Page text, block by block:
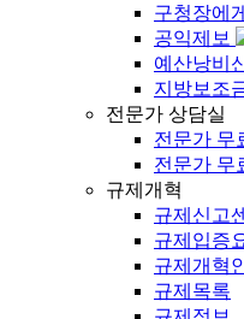
구청장에
공익제보
예산낭비
지방보조
전문가 상담실
전문가 무
전문가 무
규제개혁
규제신고
규제입증
규제개혁
규제목록